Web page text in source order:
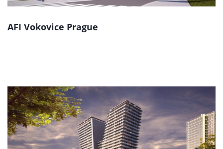
AFI Vokovice Prague